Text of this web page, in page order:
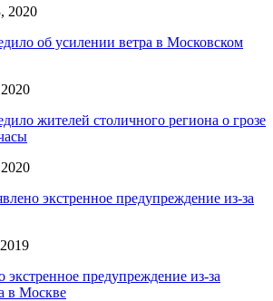
2020
об усилении ветра в Московском
жителей столичного региона о грозе
экстренное предупреждение из-за
предупреждение из-за
в Москве